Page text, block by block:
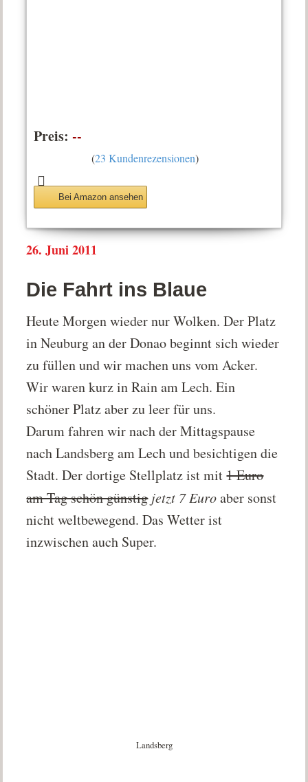
Preis: --
(23 Kundenrezensionen)
Bei Amazon ansehen
26. Juni 2011
Die Fahrt ins Blaue
Heute Morgen wieder nur Wolken. Der Platz
in Neuburg an der Donao beginnt sich wieder
zu füllen und wir machen uns vom Acker.
Wir waren kurz in Rain am Lech. Ein
schöner Platz aber zu leer für uns.
Darum fahren wir nach der Mittagspause
nach Landsberg am Lech und besichtigen die
Stadt. Der dortige Stellplatz ist mit1 Euro
am Tag schön günstig jetzt 7 Euroaber sonst
nicht weltbewegend. Das Wetter ist
inzwischen auch Super.
Landsberg